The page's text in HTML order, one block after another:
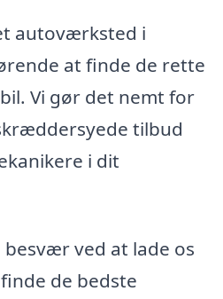
autoværksted i
at finde de rette
Vi gør det nemt for
tilbud
i dit
ved at lade os
de bedste